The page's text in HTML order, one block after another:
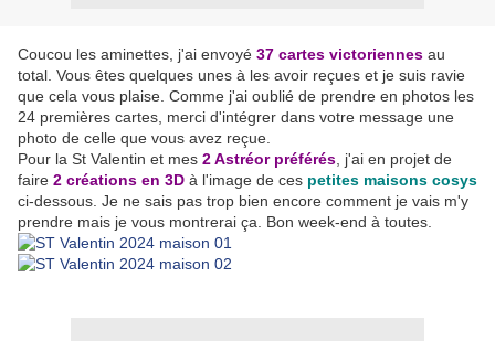
Coucou les aminettes, j'ai envoyé 37 cartes victoriennes au
total. Vous êtes quelques unes à les avoir reçues et je suis ravie
que cela vous plaise. Comme j'ai oublié de prendre en photos les
24 premières cartes, merci d'intégrer dans votre message une
photo de celle que vous avez reçue.
Pour la St Valentin et mes 2 Astréor préférés , j'ai en projet de
faire 2 créations en 3D à l'image de ces petites maisons cosys
ci-dessous. Je ne sais pas trop bien encore comment je vais m'y
prendre mais je vous montrerai ça. Bon week-end à toutes.